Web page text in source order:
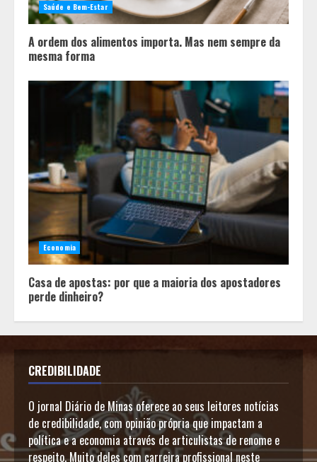
Saúde e Bem-Estar
A ordem dos alimentos importa. Mas nem sempre da
mesma forma
Economia
Casa de apostas: por que a maioria dos apostadores
perde dinheiro?
CREDIBILIDADE
O jornal Diário de Minas oferece ao seus leitores notícias
de credibilidade, com opinião própria que impactam a
política e a economia através de articulistas de renome e
respeito. Muito deles com carreira profissional neste